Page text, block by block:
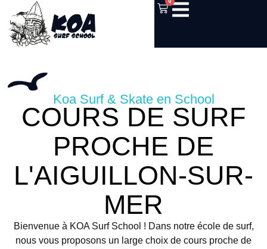
Koa Surf & Skate en School
COURS DE SURF
PROCHE DE
L'AIGUILLON-SUR-
MER
Bienvenue à KOA Surf School ! Dans notre école de surf,
nous vous proposons un large choix de cours proche de